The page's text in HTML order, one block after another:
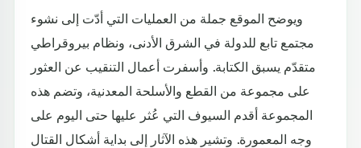
ويوضح الموقع جملة من العمليات التي أدّت إلى نشوء
مجتمع تابع للدولة في الشرق الأدنى، ونظام بيروقراطي
متقدّم يسبق الكتابة. وأسفرت أعمال التنقيب عن العثور
على مجموعة من القطع والأسلحة المعدنية، وتضم هذه
المجموعة أقدم السيوف التي عُثر عليها حتى اليوم على
وجه المعمورة. وتشير هذه الآثار إلى بداية أشكال القتال